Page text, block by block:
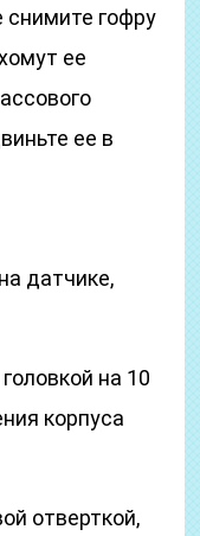
снимите гофру
ее
ее в
датчике,
на 10
корпуса
отверткой,